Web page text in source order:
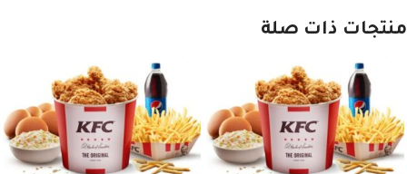
منتجات ذات صلة